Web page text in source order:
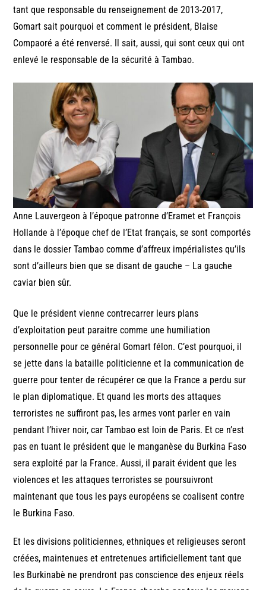
tant que responsable du renseignement de 2013-2017,
Gomart sait pourquoi et comment le président, Blaise
Compaoré a été renversé. Il sait, aussi, qui sont ceux qui ont
enlevé le responsable de la sécurité à Tambao.
Anne Lauvergeon à l’époque patronne d’Eramet et François
Hollande à l’époque chef de l’Etat français, se sont comportés
dans le dossier Tambao comme d’affreux impérialistes qu’ils
sont d’ailleurs bien que se disant de gauche – La gauche
caviar bien sûr.
Que le président vienne contrecarrer leurs plans
d’exploitation peut paraitre comme une humiliation
personnelle pour ce général Gomart félon. C’est pourquoi, il
se jette dans la bataille politicienne et la communication de
guerre pour tenter de récupérer ce que la France a perdu sur
le plan diplomatique. Et quand les morts des attaques
terroristes ne suffiront pas, les armes vont parler en vain
pendant l’hiver noir, car Tambao est loin de Paris. Et ce n’est
pas en tuant le président que le manganèse du Burkina Faso
sera exploité par la France. Aussi, il parait évident que les
violences et les attaques terroristes se poursuivront
maintenant que tous les pays européens se coalisent contre
le Burkina Faso.
Et les divisions politiciennes, ethniques et religieuses seront
créées, maintenues et entretenues artificiellement tant que
les Burkinabè ne prendront pas conscience des enjeux réels